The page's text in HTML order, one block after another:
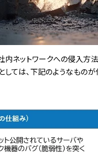
ネットワークへの侵入方
ては、下記のようなものが